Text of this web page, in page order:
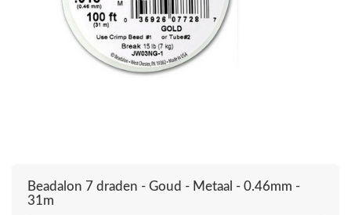
Beadalon 7 draden - Goud - Metaal - 0.46mm -
31m